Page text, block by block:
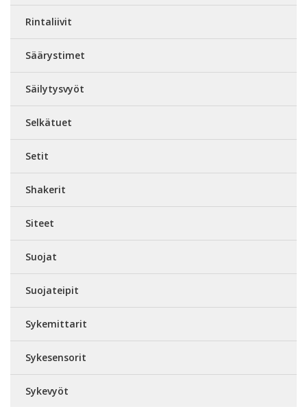
Rintaliivit
Säärystimet
Säilytysvyöt
Selkätuet
Setit
Shakerit
Siteet
Suojat
Suojateipit
Sykemittarit
Sykesensorit
Sykevyöt